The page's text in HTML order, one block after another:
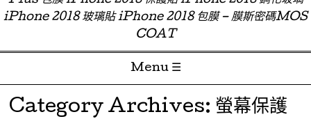
iPhone 2018 玻璃貼 iPhone 2018 包膜 – 膜斯密碼MOS
COAT
Menu ☰
Skip to content
Category Archives: 螢幕保護